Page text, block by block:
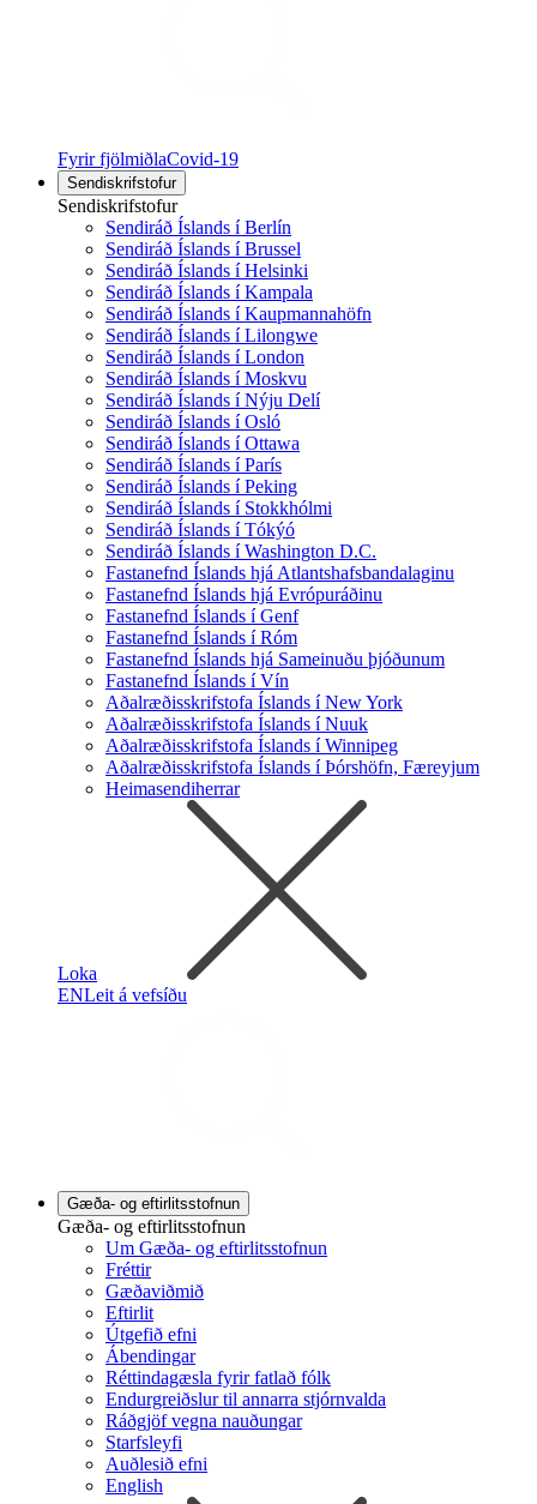
Fyrir fjölmiðlaCovid-19
Sendiskrifstofur
Sendiskrifstofur
Sendiráð Íslands í Berlín
Sendiráð Íslands í Brussel
Sendiráð Íslands í Helsinki
Sendiráð Íslands í Kampala
Sendiráð Íslands í Kaupmannahöfn
Sendiráð Íslands í Lilongwe
Sendiráð Íslands í London
Sendiráð Íslands í Moskvu
Sendiráð Íslands í Nýju Delí
Sendiráð Íslands í Osló
Sendiráð Íslands í Ottawa
Sendiráð Íslands í París
Sendiráð Íslands í Peking
Sendiráð Íslands í Stokkhólmi
Sendiráð Íslands í Tókýó
Sendiráð Íslands í Washington D.C.
Fastanefnd Íslands hjá Atlantshafsbandalaginu
Fastanefnd Íslands hjá Evrópuráðinu
Fastanefnd Íslands í Genf
Fastanefnd Íslands í Róm
Fastanefnd Íslands hjá Sameinuðu þjóðunum
Fastanefnd Íslands í Vín
Aðalræðisskrifstofa Íslands í New York
Aðalræðisskrifstofa Íslands í Nuuk
Aðalræðisskrifstofa Íslands í Winnipeg
Aðalræðisskrifstofa Íslands í Þórshöfn, Færeyjum
Heimasendiherrar
Loka
ENLeit á vefsíðu
Gæða- og eftirlitsstofnun
Gæða- og eftirlitsstofnun
Um Gæða- og eftirlitsstofnun
Fréttir
Gæðaviðmið
Eftirlit
Útgefið efni
Ábendingar
Réttindagæsla fyrir fatlað fólk
Endurgreiðslur til annarra stjórnvalda
Ráðgjöf vegna nauðungar
Starfsleyfi
Auðlesið efni
English